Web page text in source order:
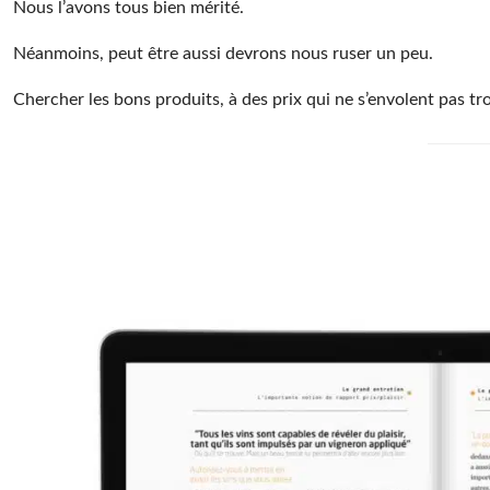
Nous l’avons tous bien mérité.
Néanmoins, peut être aussi devrons nous ruser un peu.
Chercher les bons produits, à des prix qui ne s’envolent pas